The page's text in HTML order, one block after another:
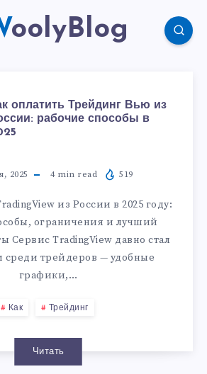
WoolyBlog
оплатить Трейдинг Вью из
рабочие способы в
2025 4min read 519
из России в 2025 году:
ограничения и лучший
Сервис TradingView давно стал
среди трейдеров — удобные
графики,…
Как Трейдинг
Читать